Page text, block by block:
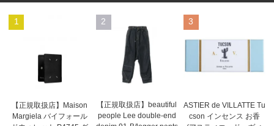
1
【正規取扱店】Maison
Margiela バイフォール
2
【正規取扱店】beautiful
people Lee double-end
3
ASTIER de VILLATTE Tu
cson インセンス お香